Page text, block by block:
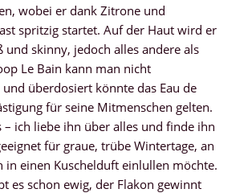
wobei er dank Zitrone und
spritzig startet. Auf der Haut wird er
und skinny, jedoch alles andere als
Le Bain kann man nicht
überdosiert könnte das Eau de
für seine Mitmenschen gelten.
– ich liebe ihn über alles und finde ihn
für graue, trübe Wintertage, an
in einen Kuschelduft einlullen möchte.
es schon ewig, der Flakon gewinnt